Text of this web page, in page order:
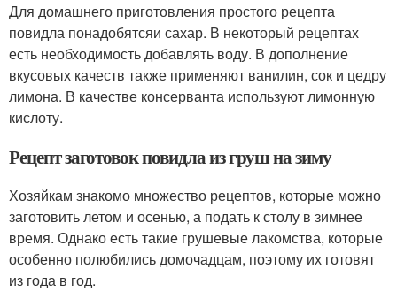
Для домашнего приготовления простого рецепта
повидла понадобятсяи сахар. В некоторый рецептах
есть необходимость добавлять воду. В дополнение
вкусовых качеств также применяют ванилин, сок и цедру
лимона. В качестве консерванта используют лимонную
кислоту.
Рецепт заготовок повидла из груш на зиму
Хозяйкам знакомо множество рецептов, которые можно
заготовить летом и осенью, а подать к столу в зимнее
время. Однако есть такие грушевые лакомства, которые
особенно полюбились домочадцам, поэтому их готовят
из года в год.